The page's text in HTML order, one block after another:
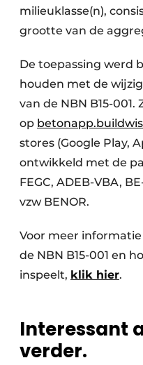
milieuklasse(n),
grootte van de
De toepassing werd
houden met de
van de NBN B15-
op
stores (Google Play,
ontwikkeld met de
FEGC, ADEB-VBA,
vzw BENOR.
Voor meer
de NBN B15-001 en
inspeelt, klik hier.
Interessant
verder.